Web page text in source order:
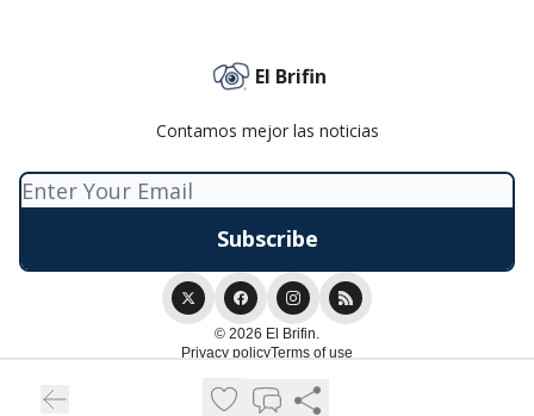
El Brifin
Contamos mejor las noticias
© 2026 El Brifin.
Privacy policyTerms of use
Powered by beehiiv